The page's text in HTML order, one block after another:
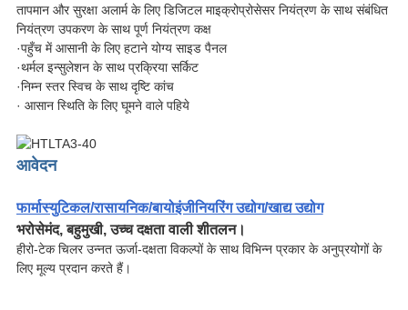
तापमान और सुरक्षा अलार्म के लिए डिजिटल माइक्रोप्रोसेसर नियंत्रण के साथ संबंधित
नियंत्रण उपकरण के साथ पूर्ण नियंत्रण कक्ष
·पहुँच में आसानी के लिए हटाने योग्य साइड पैनल
·थर्मल इन्सुलेशन के साथ प्रक्रिया सर्किट
·निम्न स्तर स्विच के साथ दृष्टि कांच
· आसान स्थिति के लिए घूमने वाले पहिये
आवेदन
फार्मास्युटिकल/रासायनिक/बायोइंजीनियरिंग उद्योग/खाद्य उद्योग
भरोसेमंद, बहुमुखी, उच्च दक्षता वाली शीतलन।
हीरो-टेक चिलर उन्नत ऊर्जा-दक्षता विकल्पों के साथ विभिन्न प्रकार के अनुप्रयोगों के
लिए मूल्य प्रदान करते हैं।